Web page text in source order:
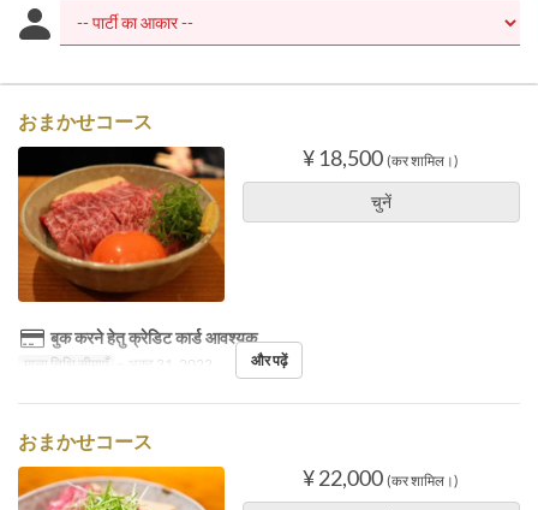
おまかせコース
¥ 18,500 (कर शामिल।)
चुनें
बुक करने हेतु क्रेडिट कार्ड आवश्यक
मान्य तिथि सीमाएँ ~ अक्टू 31, 2022 और पढ़ें
おまかせコース
¥ 22,000 (कर शामिल।)